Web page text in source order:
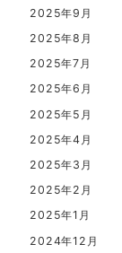
2025年9月
2025年8月
2025年7月
2025年6月
2025年5月
2025年4月
2025年3月
2025年2月
2025年1月
2024年12月